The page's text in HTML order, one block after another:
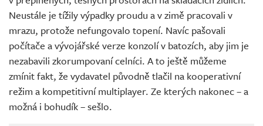
Neustále je tížily výpadky proudu a v zimě pracovali v
mrazu, protože nefungovalo topení. Navíc pašovali
počítače a vývojářské verze konzolí v batozích, aby jim je
nezabavili zkorumpovaní celníci. A to ještě můžeme
zmínit fakt, že vydavatel původně tlačil na kooperativní
režim a kompetitivní multiplayer. Ze kterých nakonec – a
možná i bohudík – sešlo.